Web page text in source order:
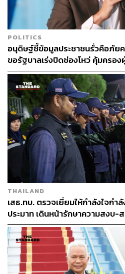
POLITICS
อนุดิษฐ์ชี้ข้อมูลประชาชนรั่วคือภัย
ขอรัฐบาลเร่งปิดช่องโหว่ คุ้มครอง
ใช้งบไซเบอร์
THAILAND
เสธ.ทบ. ตรวจเยี่ยมให้กำลังใจกำ
ประมาท เดินหน้ารักษาความสงบ-